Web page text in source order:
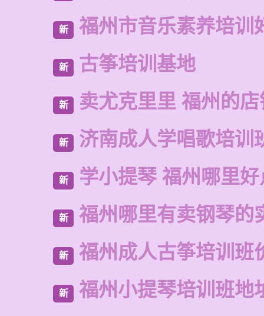
新 福州市音乐素养培训
新 古筝培训基地
新 卖尤克里里 福州的
新 济南成人学唱歌培训
新 学小提琴 福州哪里
新 福州哪里有卖钢琴的
新 福州成人古筝培训班
新 福州小提琴培训班地